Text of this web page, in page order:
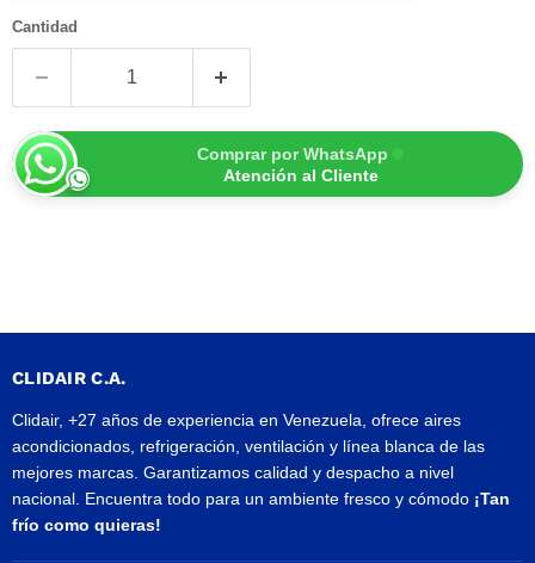
Cantidad
Comprar por WhatsApp
Atención al Cliente
CLIDAIR C.A.
Clidair, +27 años de experiencia en Venezuela, ofrece aires
acondicionados, refrigeración, ventilación y línea blanca de las
mejores marcas. Garantizamos calidad y despacho a nivel
nacional. Encuentra todo para un ambiente fresco y cómodo ¡Tan
frío como quieras!